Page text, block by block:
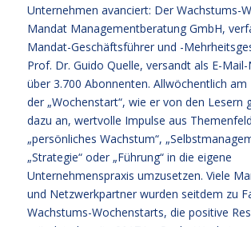
Unternehmen avanciert: Der Wachstums-
Mandat Managementberatung GmbH,
Mandat-Geschäftsführer und -
Prof. Dr. Guido Quelle, versandt als E-
über 3.700 Abonnenten. Allwöchentlich
der „Wochenstart“, wie er von den Lesern
dazu an, wertvolle Impulse aus
„persönliches Wachstum“,
„Strategie“ oder „Führung“ in die eigene
Unternehmenspraxis umzusetzen. Viele
und Netzwerkpartner wurden seitdem zu
Wachstums-Wochenstarts, die positive